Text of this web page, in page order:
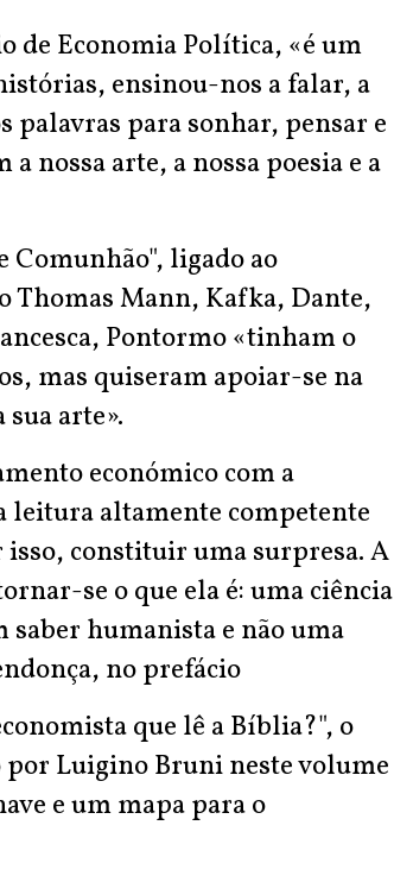
de Economia Política, «é um
ensinou-nos a falar, a
palavras para sonhar, pensar e
nossa arte, a nossa poesia e a
Comunhão", ligado ao
Thomas Mann, Kafka, Dante,
Pontormo «tinham o
mas quiseram apoiar-se na
arte».
económico com a
leitura altamente competente
constituir uma surpresa. A
se o que ela é: uma ciência
humanista e não uma
no prefácio
que lê a Bíblia?", o
Luigino Bruni neste volume
e um mapa para o